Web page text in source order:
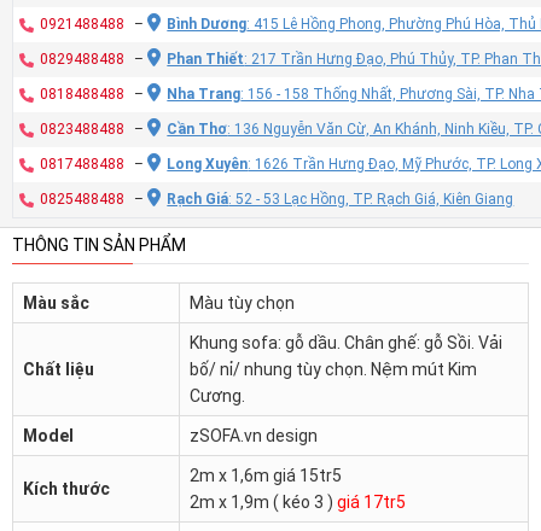
0921488488 – Bình Dương: 415 Lê Hồng Phong, Phường Phú Hòa,
0829488488 – Phan Thiết: 217 Trần Hưng Đạo, Phú Thủy, TP. Phan
0818488488 – Nha Trang: 156 - 158 Thống Nhất, Phương Sài, TP.
0823488488 – Cần Thơ: 136 Nguyễn Văn Cừ, An Khánh, Ninh Kiều,
0817488488 – Long Xuyên: 1626 Trần Hưng Đạo, Mỹ Phước, TP. Long
0825488488 – Rạch Giá: 52 - 53 Lạc Hồng, TP. Rạch Giá, Kiên Giang
THÔNG TIN SẢN PHẨM
Màu sắc Màu tùy chọn
Chất liệu
Khung sofa: gỗ dầu. Chân ghế: gỗ Sồi. Vải
bố/ nỉ/ nhung tùy chọn. Nệm mút Kim
Cương.
Model zSOFA.vn design
Kích thước
2m x 1,6m giá 15tr5
2m x 1,9m ( kéo 3 ) giá 17tr5